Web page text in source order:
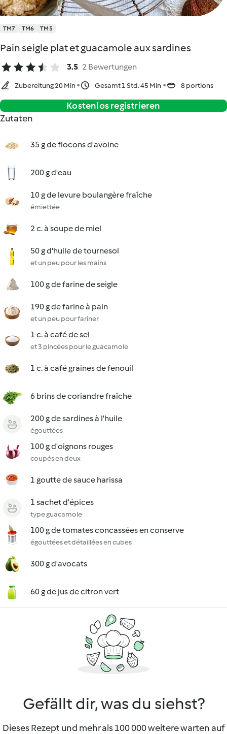
TM7 TM6 TM5
Pain seigle plat et guacamole aux sardines
3.5 2 Bewertungen
Zubereitung 20 Min Gesamt 1 Std. 45 Min 8 portions
Kostenlos registrieren
Zutaten
35 g de flocons d'avoine
200 g d'eau
10 g de levure boulangère fraîche
émiettée
2 c. à soupe de miel
50 g d'huile de tournesol
et un peu pour les mains
100 g de farine de seigle
190 g de farine à pain
et un peu pour fariner
1 c. à café de sel
et 3 pincées pour le guacamole
1 c. à café graines de fenouil
6 brins de coriandre fraîche
200 g de sardines à l'huile
égouttées
100 g d'oignons rouges
coupés en deux
1 goutte de sauce harissa
1 sachet d'épices
type guacamole
100 g de tomates concassées en conserve
égouttées et détaillées en cubes
300 g d'avocats
60 g de jus de citron vert
Gefällt dir, was du siehst?
Dieses Rezept und mehr als 100 000 weitere warten auf